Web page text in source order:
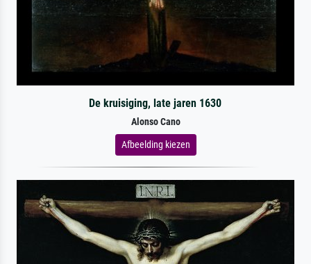
De kruisiging, late jaren 1630
Alonso Cano
Afbeelding kiezen